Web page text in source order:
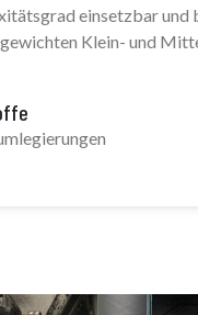
einsetzbar und
Klein- und